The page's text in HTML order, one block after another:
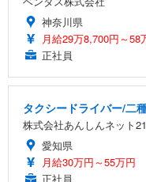
神奈川県
月給29万8,700円～58
正社員
タクシードライバー/二
株式会社あんしんネット
愛知県
月給30万円～55万円
正社員